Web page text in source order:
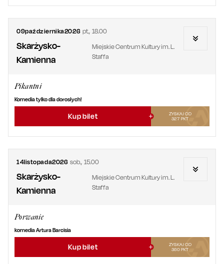
09października2026 pt.,18.00
Skarżysko-
Kamienna
Miejskie Centrum Kultury im. L.
Staffa
Pikantni
Komedia tylko dla dorosłych!
Kup bilet
ZYSKAJ OD
327 PKT
14listopada2026 sob.,15.00
Skarżysko-
Kamienna
Miejskie Centrum Kultury im. L.
Staffa
Porwanie
komedia Artura Barcisia
Kup bilet
ZYSKAJ OD
360 PKT